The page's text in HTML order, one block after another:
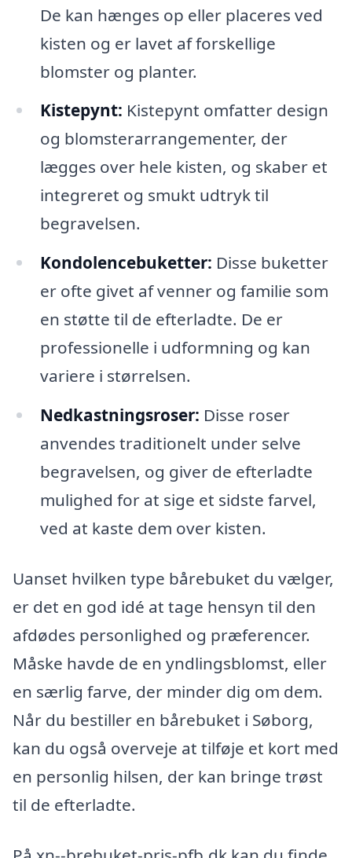
De kan hænges op eller placeres ved
kisten og er lavet af forskellige
blomster og planter.
Kistepynt: Kistepynt omfatter design
og blomsterarrangementer, der
lægges over hele kisten, og skaber et
integreret og smukt udtryk til
begravelsen.
Kondolencebuketter: Disse buketter
er ofte givet af venner og familie som
en støtte til de efterladte. De er
professionelle i udformning og kan
variere i størrelsen.
Nedkastningsroser: Disse roser
anvendes traditionelt under selve
begravelsen, og giver de efterladte
mulighed for at sige et sidste farvel,
ved at kaste dem over kisten.
Uanset hvilken type bårebuket du vælger,
er det en god idé at tage hensyn til den
afdødes personlighed og præferencer.
Måske havde de en yndlingsblomst, eller
en særlig farve, der minder dig om dem.
Når du bestiller en bårebuket i Søborg,
kan du også overveje at tilføje et kort med
en personlig hilsen, der kan bringe trøst
til de efterladte.